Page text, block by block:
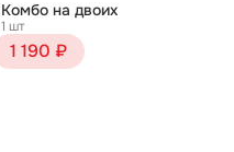
Комбо на двоих
1 шт
1 190 ₽